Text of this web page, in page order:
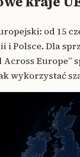
od 15
Polsce. Dla
Europe”
wykorzystać